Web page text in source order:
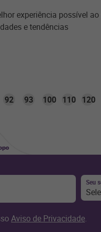
experiência possível
e tendências
92 93 100 110 120
Seu
Aviso de Privacidade.